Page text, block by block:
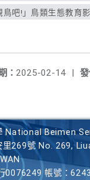
鳥吧!」鳥類生態教育
發
： 2025-02-14
|
National Beimen
里269號 No. 269,
0076249 帳號：